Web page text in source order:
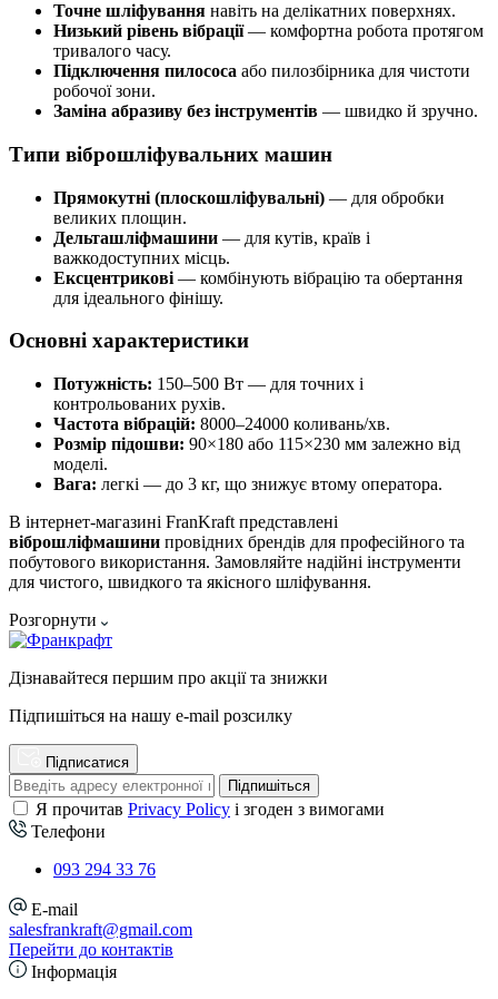
Точне шліфування навіть на делікатних поверхнях.
Низький рівень вібрації— комфортна робота протягом
тривалого часу.
Підключення пилососа або пилозбірника для чистоти
робочої зони.
Заміна абразиву без інструментів — швидко й зручно.
Типи віброшліфувальних машин
Прямокутні (плоскошліфувальні) — для обробки
великих площин.
Дельташліфмашини — для кутів, країв і
важкодоступних місць.
Ексцентрикові — комбінують вібрацію та обертання
для ідеального фінішу.
Основні характеристики
Потужність: 150–500 Вт — для точних і
контрольованих рухів.
Частота вібрацій: 8000–24000 коливань/хв.
Розмір підошви: 90×180 або 115×230 мм залежно від
моделі.
Вага: легкі — до 3 кг, що знижує втому оператора.
В інтернет-магазині FranKraft представлені
віброшліфмашини провідних брендів для професійного та
побутового використання. Замовляйте надійні інструменти
для чистого, швидкого та якісного шліфування.
Розгорнути
Дізнавайтеся першим про акції та знижки
Підпишіться на нашу e-mail розсилку
Підписатися
Підпишіться
Я прочитав Privacy Policy і згоден з вимогами
Телефони
093 294 33 76
E-mail
salesfrankraft@gmail.com
Перейти до контактів
Інформація